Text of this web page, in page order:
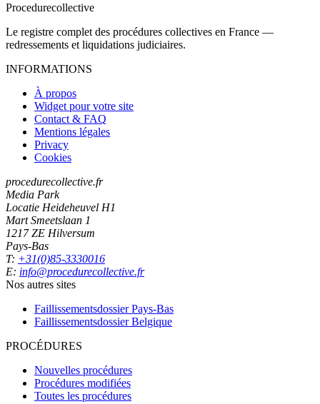
Procedurecollective
Le registre complet des procédures collectives en France —
redressements et liquidations judiciaires.
INFORMATIONS
À propos
Widget pour votre site
Contact & FAQ
Mentions légales
Privacy
Cookies
procedurecollective.fr
Media Park
Locatie Heideheuvel H1
Mart Smeetslaan 1
1217 ZE Hilversum
Pays-Bas
T: +31(0)85-3330016
E: info@procedurecollective.fr
Nos autres sites
Faillissementsdossier Pays-Bas
Faillissementsdossier Belgique
PROCÉDURES
Nouvelles procédures
Procédures modifiées
Toutes les procédures